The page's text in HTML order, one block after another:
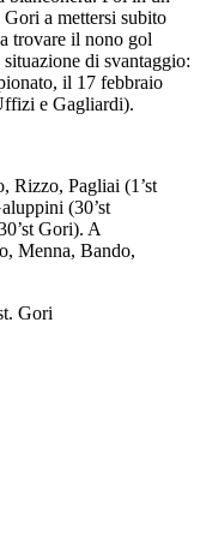
a mettersi subito
trovare il nono gol
di svantaggio:
il 17 febbraio
e Gagliardi).
Rizzo, Pagliai (1’st
(30’st
Gori). A
Menna, Bando,
Gori